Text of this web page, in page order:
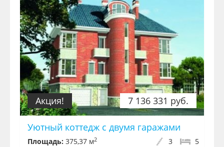
7 136 331 руб.
Акция!
Уютный коттедж с двумя гаражами
Площадь: 375,37 м2 5
3